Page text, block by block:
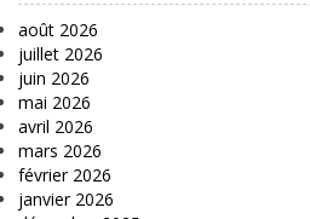
août 2026
juillet 2026
juin 2026
mai 2026
avril 2026
mars 2026
février 2026
janvier 2026